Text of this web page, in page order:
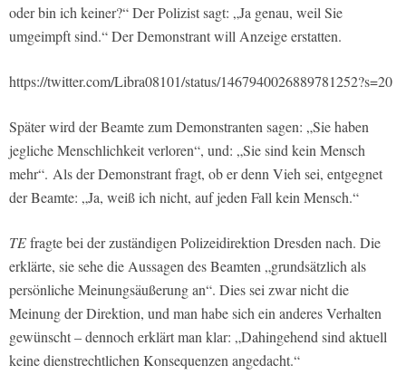
oder bin ich keiner?“ Der Polizist sagt: „Ja genau, weil Sie
umgeimpft sind.“ Der Demonstrant will Anzeige erstatten.
https://twitter.com/Libra08101/status/1467940026889781252?s=20
Später wird der Beamte zum Demonstranten sagen: „Sie haben
jegliche Menschlichkeit verloren“, und: „Sie sind kein Mensch
mehr“. Als der Demonstrant fragt, ob er denn Vieh sei, entgegnet
der Beamte: „Ja, weiß ich nicht, auf jeden Fall kein Mensch.“
TEfragte bei der zuständigen Polizeidirektion Dresden nach. Die
erklärte, sie sehe die Aussagen des Beamten „grundsätzlich als
persönliche Meinungsäußerung an“. Dies sei zwar nicht die
Meinung der Direktion, und man habe sich ein anderes Verhalten
gewünscht – dennoch erklärt man klar: „Dahingehend sind aktuell
keine dienstrechtlichen Konsequenzen angedacht.“